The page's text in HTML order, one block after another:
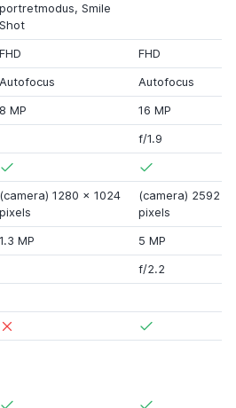
portretmodus, Smile
Shot
FHD
FHD
Autofocus
Autofocus
8 MP
16 MP
f/1.9
(camera) 1280 x 1024
pixels
(camera) 2592
pixels
1.3 MP
5 MP
f/2.2